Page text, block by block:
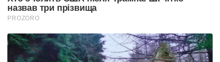
назвав три прізвища
PROZORO